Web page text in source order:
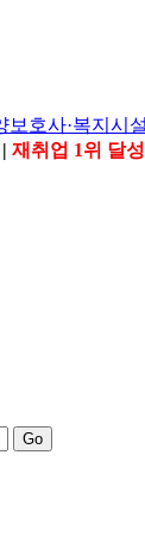
| 재취업 1위 달성
Go